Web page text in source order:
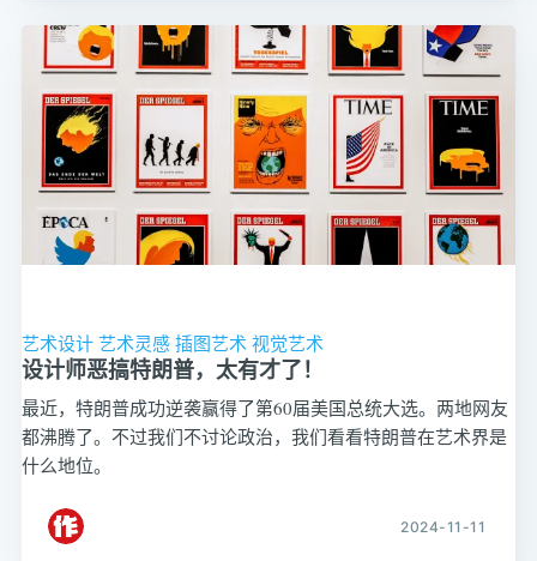
艺术设计 艺术灵感 插图艺术 视觉艺术
设计师恶搞特朗普，太有才了！
最近，特朗普成功逆袭赢得了第60届美国总统大选。两地网友
都沸腾了。不过我们不讨论政治，我们看看特朗普在艺术界是
什么地位。
2024-11-11